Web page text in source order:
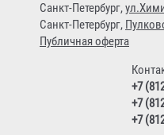
Санкт-Петербург,
Санкт-Петербург,
Публичная оферта
+7
+7
+7